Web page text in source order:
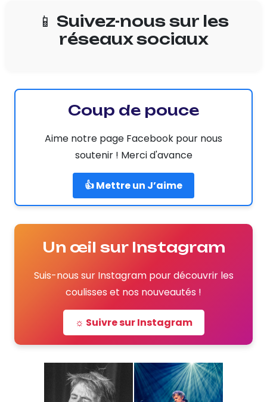
📱 Suivez-nous sur les
réseaux sociaux
Coup de pouce
Aime notre page Facebook pour nous
soutenir ! Merci d'avance
👍 Mettre un J’aime
Un œil sur Instagram
Suis-nous sur Instagram pour découvrir les
coulisses et nos nouveautés !
☼ Suivre sur Instagram